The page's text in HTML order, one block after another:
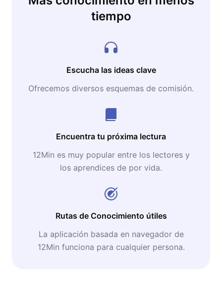
tiempo
Escucha las ideas clave
Ofrecemos diversos esquemas de comisión.
Encuentra tu próxima lectura
12Min es muy popular entre los lectores y
los aprendices de por vida.
Rutas de Conocimiento útiles
La aplicación basada en navegador de
12Min funciona para cualquier persona.